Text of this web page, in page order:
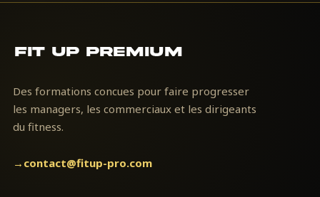
FitUp
Des formations concues pour faire progresser
les managers, les commerciaux et les dirigeants
du fitness.
→ contact@fitup-pro.com